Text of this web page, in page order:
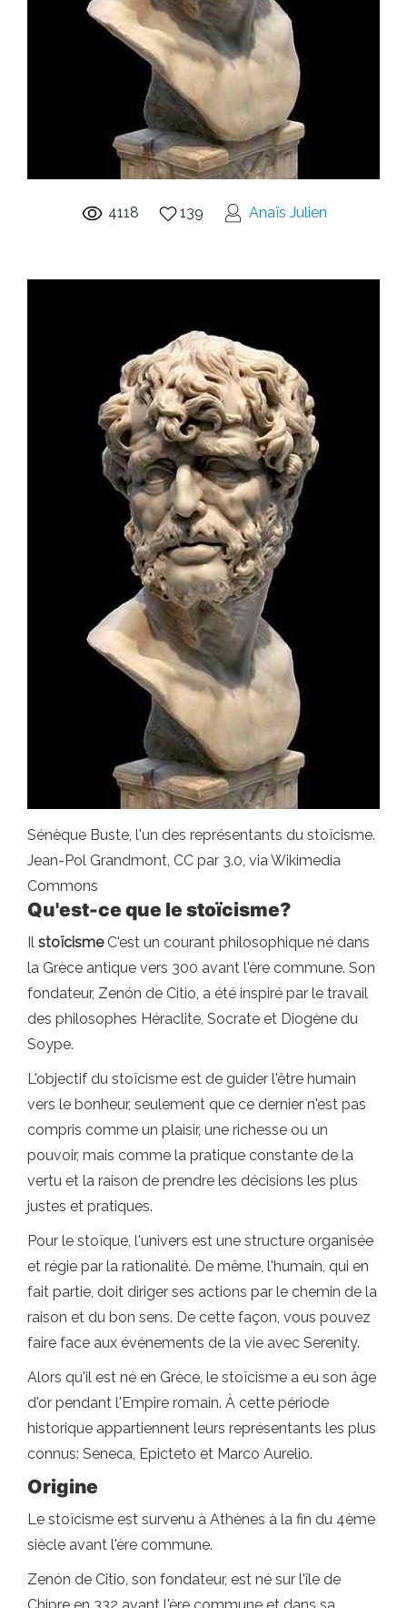
4118 139 Anaïs Julien
Sénèque Buste, l'un des représentants du stoïcisme.
Jean-Pol Grandmont, CC par 3.0, via Wikimedia
Commons
Qu'est-ce que le stoïcisme?
Il stoïcismeC'est un courant philosophique né dans
la Grèce antique vers 300 avant l'ère commune. Son
fondateur, Zenón de Citio, a été inspiré par le travail
des philosophes Héraclite, Socrate et Diogène du
Soype.
L'objectif du stoïcisme est de guider l'être humain
vers le bonheur, seulement que ce dernier n'est pas
compris comme un plaisir, une richesse ou un
pouvoir, mais comme la pratique constante de la
vertu et la raison de prendre les décisions les plus
justes et pratiques.
Pour le stoïque, l'univers est une structure organisée
et régie par la rationalité. De même, l'humain, qui en
fait partie, doit diriger ses actions par le chemin de la
raison et du bon sens. De cette façon, vous pouvez
faire face aux événements de la vie avec Serenity.
Alors qu'il est né en Grèce, le stoïcisme a eu son âge
d'or pendant l'Empire romain. À cette période
historique appartiennent leurs représentants les plus
connus: Seneca, Epicteto et Marco Aurelio.
Origine
Le stoïcisme est survenu à Athènes à la fin du 4ème
siècle avant l'ère commune.
Zenón de Citio, son fondateur, est né sur l'île de